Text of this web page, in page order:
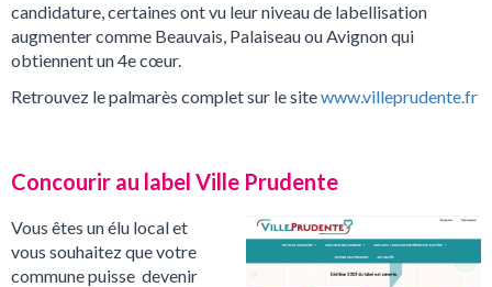
candidature, certaines ont vu leur niveau de labellisation
augmenter comme Beauvais, Palaiseau ou Avignon qui
obtiennent un 4e cœur.
Retrouvez le palmarès complet sur le sitewww.villeprudente.fr
Concourir au label Ville Prudente
Vous êtes un élu local et
vous souhaitez que votre
commune puisse devenir